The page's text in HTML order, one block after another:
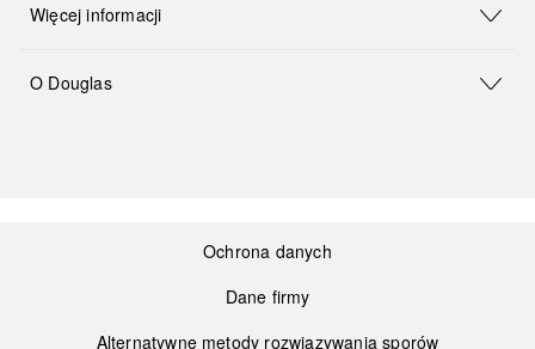
Więcej informacji
O Douglas
Ochrona danych
Dane firmy
Alternatywne metody rozwiązywania sporów